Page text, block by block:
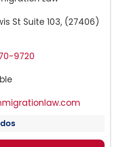
St Suite 103, (27406)
9720